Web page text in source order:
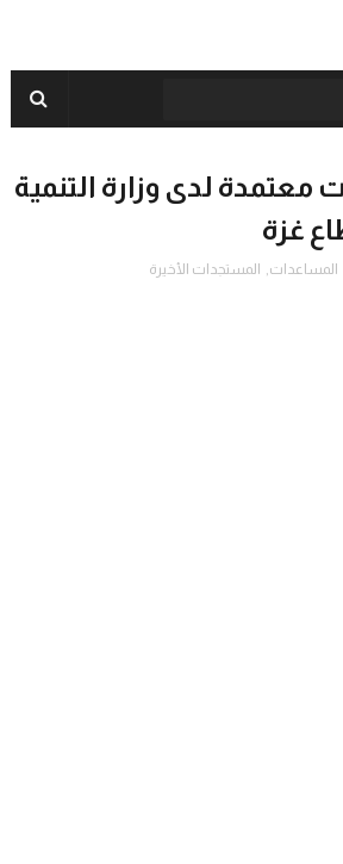
لدى وزارة التنمية
غزة
المساعدات, المستجدات الأخيرة